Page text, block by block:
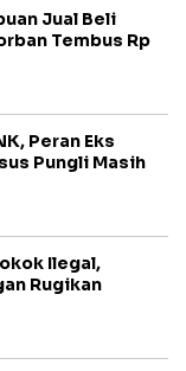
Jual Beli
Tembus Rp
Peran Eks
Pungli Masih
Ilegal,
Rugikan